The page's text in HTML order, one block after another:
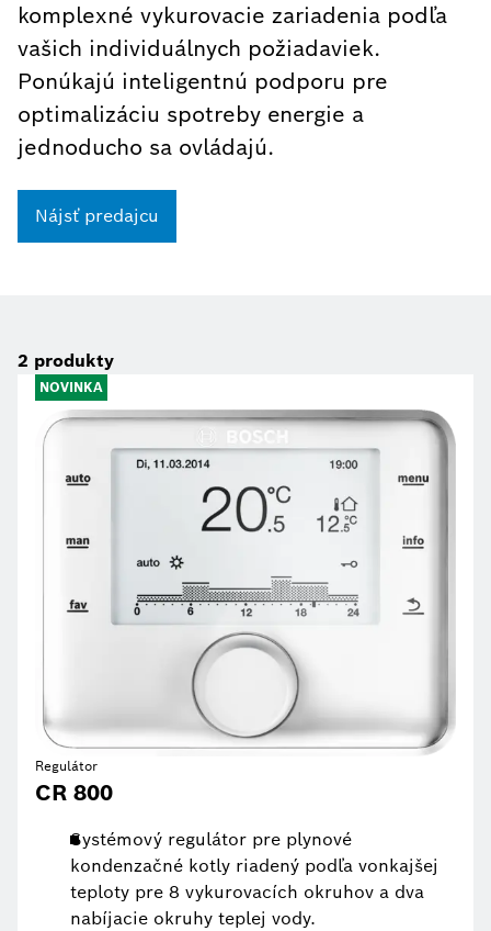
komplexné vykurovacie zariadenia podľa
vašich individuálnych požiadaviek.
Ponúkajú inteligentnú podporu pre
optimalizáciu spotreby energie a
jednoducho sa ovládajú.
Nájsť predajcu
2 produkty
NOVINKA
Regulátor
CR 800
Systémový regulátor pre plynové
kondenzačné kotly riadený podľa vonkajšej
teploty pre 8 vykurovacích okruhov a dva
nabíjacie okruhy teplej vody.